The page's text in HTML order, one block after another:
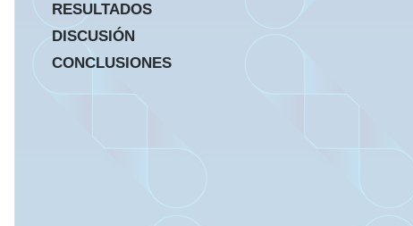
RESULTADOS
DISCUSIÓN
CONCLUSIONES